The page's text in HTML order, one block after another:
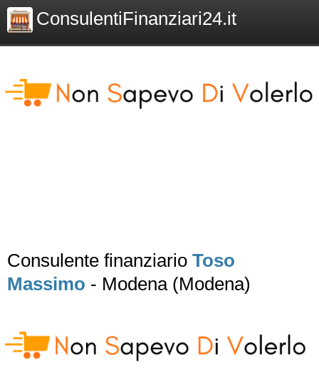
ConsulentiFinanziari24.it
Consulente finanziario Toso
Massimo - Modena (Modena)